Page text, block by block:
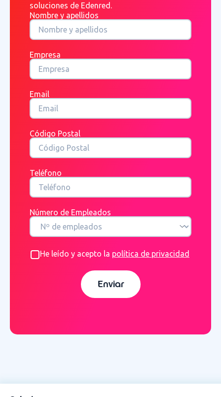
soluciones de Edenred.
Nombre y apellidos
Empresa
Email
Código Postal
Teléfono
Número de Empleados
He leído y acepto la política de privacidad
Enviar